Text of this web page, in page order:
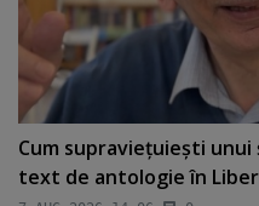
Cum supravieţuieşti
text de antologie în